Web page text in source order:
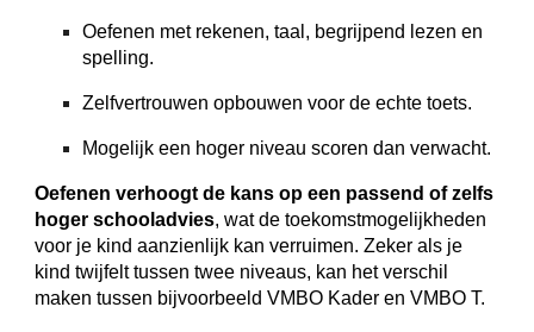
Oefenen met rekenen, taal, begrijpend lezen en
spelling.
Zelfvertrouwen opbouwen voor de echte toets.
Mogelijk een hoger niveau scoren dan verwacht.
Oefenen verhoogt de kans op een passend of zelfs
hoger schooladvies, wat de toekomstmogelijkheden
voor je kind aanzienlijk kan verruimen. Zeker als je
kind twijfelt tussen twee niveaus, kan het verschil
maken tussen bijvoorbeeld VMBO Kader en VMBO T.